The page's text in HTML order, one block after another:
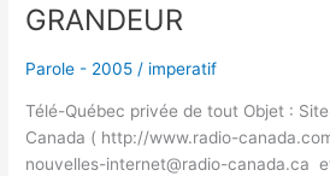
GRANDEUR
Parole - 2005 / imperatif
Télé-Québec privée de tout Objet :
Canada ( http://www.radio-
nouvelles-internet@radio-canada.ca